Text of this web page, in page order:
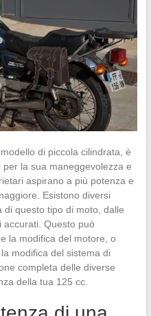
di piccola cilindrata, è
la sua maneggevolezza e
aspirano a più potenza e
Esistono diversi
questo tipo di moto, dalle
accurati. Questo può
la modifica del motore, o
modifica del sistema di
completa delle diverse
della tua 125 cc.